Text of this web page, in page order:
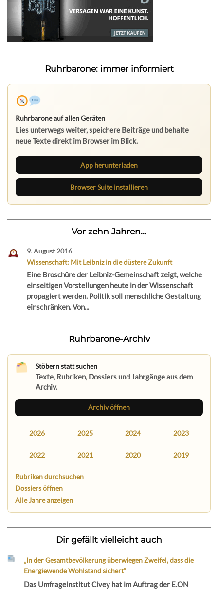
Ruhrbarone: immer informiert
Ruhrbarone auf allen Geräten
Lies unterwegs weiter, speichere Beiträge und behalte
neue Texte direkt im Browser im Blick.
App herunterladen
Browser Suite installieren
Vor zehn Jahren...
9. August 2016
Wissenschaft: Mit Leibniz in die düstere Zukunft
Eine Broschüre der Leibniz-Gemeinschaft zeigt, welche
einseitigen Vorstellungen heute in der Wissenschaft
propagiert werden. Politik soll menschliche Gestaltung
einschränken. Von...
Ruhrbarone-Archiv
Stöbern statt suchen
Texte, Rubriken, Dossiers und Jahrgänge aus dem
Archiv.
Archiv öffnen
2026 2025 2024 2023
2022 2021 2020 2019
Rubriken durchsuchen
Dossiers öffnen
Alle Jahre anzeigen
Dir gefällt vielleicht auch
„In der Gesamtbevölkerung überwiegen Zweifel, dass die
Energiewende Wohlstand sichert“
Das Umfrageinstitut Civey hat im Auftrag der E.ON